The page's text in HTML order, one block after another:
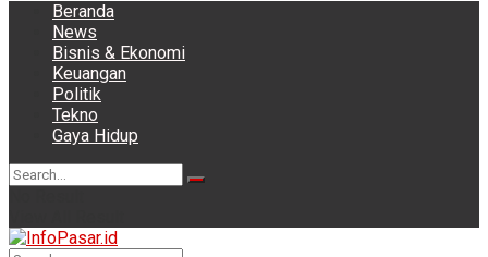
Beranda
News
Bisnis & Ekonomi
Keuangan
Politik
Tekno
Gaya Hidup